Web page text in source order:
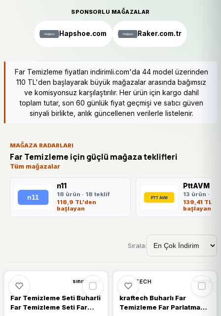
SPONSORLU MAĞAZALAR
Hapshoe.com Raker.com.tr
Far Temizleme fiyatları indirimli.com'da 44 model üzerinden
110 TL'den başlayarak büyük mağazalar arasında bağımsız
ve komisyonsuz karşılaştırılır. Her ürün için kargo dahil
toplam tutar, son 60 günlük fiyat geçmişi ve satıcı güven
sinyali birlikte, anlık güncellenen verilerle listelenir.
MAĞAZA RADARLARI
Far Temizleme için güçlü mağaza teklifleri
Tüm mağazalar
n11
18 ürün · 18 teklif
118,9 TL'den
başlayan
PttAVM
13 ürün ·
139,41
başlayan
Sırala:
%44 %44 DÜŞTÜ
FAR sınırlı stok
Far Temizleme Seti Buharli
Far Temizleme Seti Far
%38 %38 DÜŞTÜ
KRAFTECH stokta
kraftech Buharlı Far
Temizleme Far Parlatma